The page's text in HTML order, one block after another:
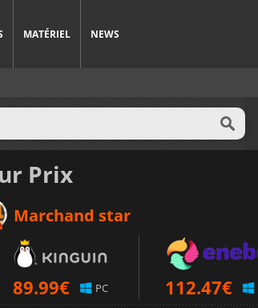
MATÉRIEL NEWS
Prix
Marchand star
89.99€ PC 112.47€